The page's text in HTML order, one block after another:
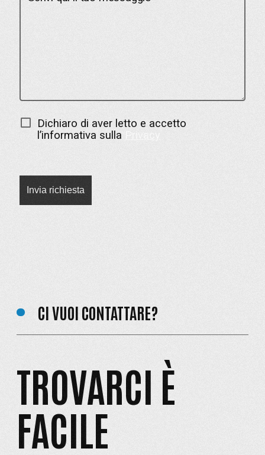
Dichiaro di aver letto e accetto
l’informativa sulla Privacy
CI VUOI CONTATTARE?
TROVARCI È
FACILE